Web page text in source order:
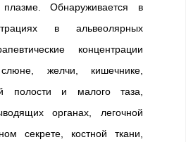
Обнаруживается в
в альвеолярных
концентрации
желчи, кишечнике,
полости и малого таза,
органах, легочной
секрете, костной ткани,